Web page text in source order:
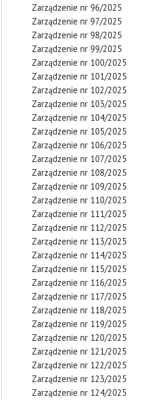
Zarządzenie nr 96/2025
Zarządzenie nr 97/2025
Zarządzenie nr 98/2025
Zarządzenie nr 99/2025
Zarządzenie nr 100/2025
Zarządzenie nr 101/2025
Zarządzenie nr 102/2025
Zarządzenie nr 103/2025
Zarządzenie nr 104/2025
Zarządzenie nr 105/2025
Zarządzenie nr 106/2025
Zarządzenie nr 107/2025
Zarządzenie nr 108/2025
Zarządzenie nr 109/2025
Zarządzenie nr 110/2025
Zarządzenie nr 111/2025
Zarządzenie nr 112/2025
Zarządzenie nr 113/2025
Zarządzenie nr 114/2025
Zarządzenie nr 115/2025
Zarządzenie nr 116/2025
Zarządzenie nr 117/2025
Zarządzenie nr 118/2025
Zarządzenie nr 119/2025
Zarządzenie nr 120/2025
Zarządzenie nr 121/2025
Zarządzenie nr 122/2025
Zarządzenie nr 123/2025
Zarządzenie nr 124/2025